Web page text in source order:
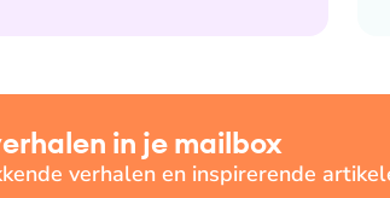
in je mailbox
verhalen en inspirerende